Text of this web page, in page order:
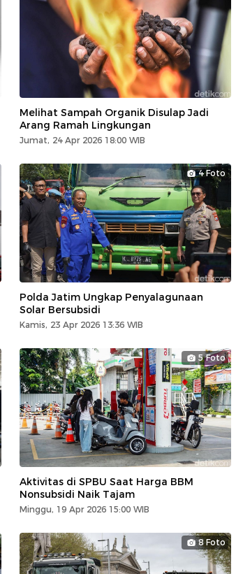
Melihat Sampah Organik Disulap Jadi
Arang Ramah Lingkungan
Jumat, 24 Apr 2026 18:00 WIB
4 Foto
Polda Jatim Ungkap Penyalagunaan
Solar Bersubsidi
Kamis, 23 Apr 2026 13:36 WIB
5 Foto
Aktivitas di SPBU Saat Harga BBM
Nonsubsidi Naik Tajam
Minggu, 19 Apr 2026 15:00 WIB
8 Foto